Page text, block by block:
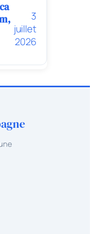
3
juillet
2026